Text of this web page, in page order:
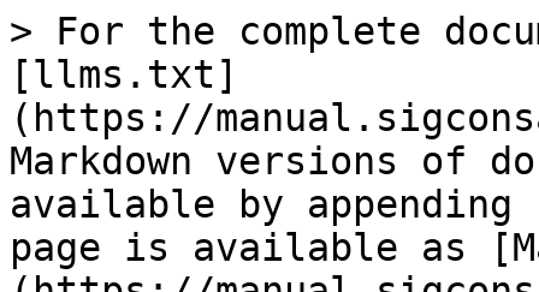
> For the complete
[llms.txt]
(https://
Markdown versions of
available by
page is available as